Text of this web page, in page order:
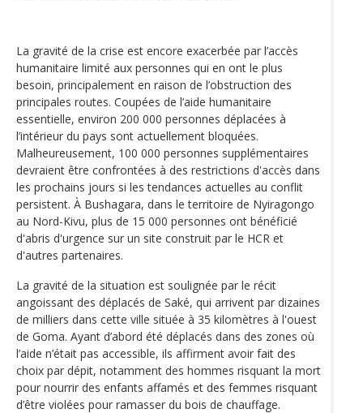
La gravité de la crise est encore exacerbée par l’accès
humanitaire limité aux personnes qui en ont le plus
besoin, principalement en raison de l’obstruction des
principales routes. Coupées de l’aide humanitaire
essentielle, environ 200 000 personnes déplacées à
l’intérieur du pays sont actuellement bloquées.
Malheureusement, 100 000 personnes supplémentaires
devraient être confrontées à des restrictions d'accès dans
les prochains jours si les tendances actuelles au conflit
persistent. À Bushagara, dans le territoire de Nyiragongo
au Nord-Kivu, plus de 15 000 personnes ont bénéficié
d'abris d'urgence sur un site construit par le HCR et
d'autres partenaires.
La gravité de la situation est soulignée par le récit
angoissant des déplacés de Saké, qui arrivent par dizaines
de milliers dans cette ville située à 35 kilomètres à l'ouest
de Goma. Ayant d’abord été déplacés dans des zones où
l’aide n’était pas accessible, ils affirment avoir fait des
choix par dépit, notamment des hommes risquant la mort
pour nourrir des enfants affamés et des femmes risquant
d’être violées pour ramasser du bois de chauffage.